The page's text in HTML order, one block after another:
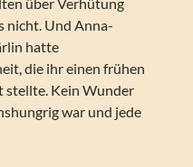
nicht. Und Anna-
hatte
die ihr einen frühen
stellte. Kein Wunder
war und jede